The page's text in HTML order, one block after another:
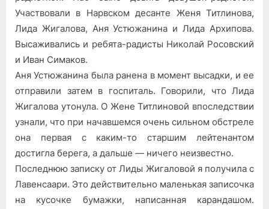
Участвовали в Нарвском десанте Женя Титлинова,
Лида Жигалова, Аня Устюжанина и Лида Архипова.
Высаживались и ребята-радисты Николай Росовский
и Иван Симаков.
Аня Устюжанина была ранена в момент высадки, и ее
отправили затем в госпиталь. Говорили, что Лида
Жигалова утонула. О Жене Титлиновой впоследствии
узнали, что при начавшемся очень сильном обстреле
она первая с каким-то старшим лейтенантом
достигла берега, а дальше — ничего неизвестно.
Последнюю записку от Лиды Жигаловой я получила с
Лавенсаари. Это действительно маленькая записочка
на кусочке бумажки, написанная карандашом.